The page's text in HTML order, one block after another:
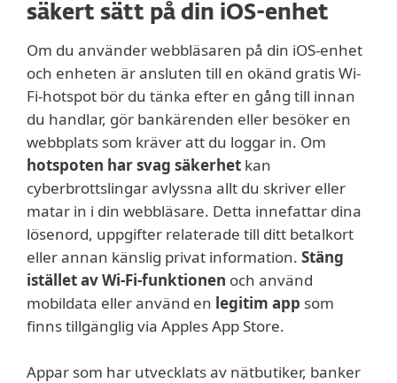
säkert sätt på din iOS-enhet
Om du använder webbläsaren på din iOS-enhet
och enheten är ansluten till en okänd gratis Wi-
Fi-hotspot bör du tänka efter en gång till innan
du handlar, gör bankärenden eller besöker en
webbplats som kräver att du loggar in. Om
hotspoten har svag säkerhet kan
cyberbrottslingar avlyssna allt du skriver eller
matar in i din webbläsare. Detta innefattar dina
lösenord, uppgifter relaterade till ditt betalkort
eller annan känslig privat information. Stäng
istället av Wi-Fi-funktionen och använd
mobildata eller använd en legitim app som
finns tillgänglig via Apples App Store.
Appar som har utvecklats av nätbutiker, banker